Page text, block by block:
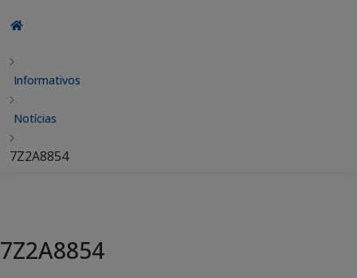
Informativos
Notícias
7Z2A8854
7Z2A8854